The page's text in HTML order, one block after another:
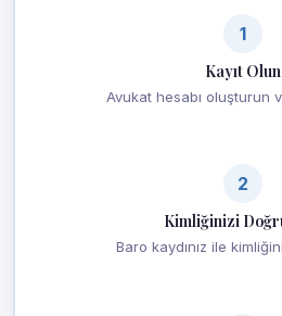
1
Kayıt Olun
Avukat hesabı oluşturun
2
Kimliğinizi
Baro kaydınız ile